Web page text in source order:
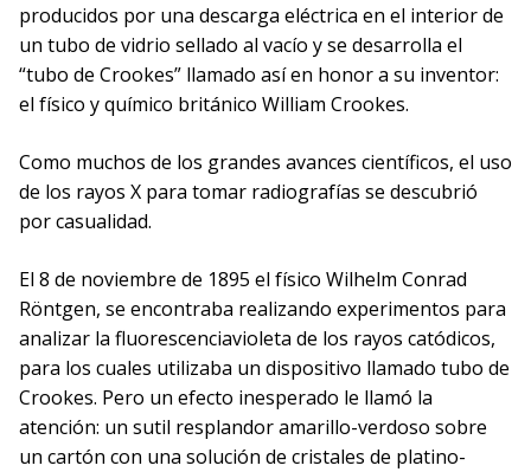
producidos por una descarga eléctrica en el interior de
un tubo de vidrio sellado al vacío y se desarrolla el
“tubo de Crookes” llamado así en honor a su inventor:
el físico y químico británico William Crookes.
Como muchos de los grandes avances científicos, el uso
de los rayos X para tomar radiografías se descubrió
por casualidad.
El 8 de noviembre de 1895 el físico Wilhelm Conrad
Röntgen, se encontraba realizando experimentos para
analizar la fluorescenciavioleta de los rayos catódicos,
para los cuales utilizaba un dispositivo llamado tubo de
Crookes. Pero un efecto inesperado le llamó la
atención: un sutil resplandor amarillo-verdoso sobre
un cartón con una solución de cristales de platino-